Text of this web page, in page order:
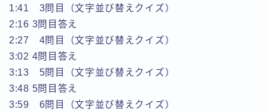
1:41 3問目（文字並び替えクイズ）
2:16 3問目答え
2:27 4問目（文字並び替えクイズ）
3:02 4問目答え
3:13 5問目（文字並び替えクイズ）
3:48 5問目答え
3:59 6問目（文字並び替えクイズ）